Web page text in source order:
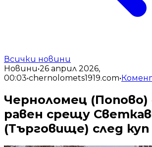
Всички новини
Новини•26 април 2026,
00:03•chernolomets1919.com•
Черноломец (Попово)
равен срещу
(Търговище) след куп